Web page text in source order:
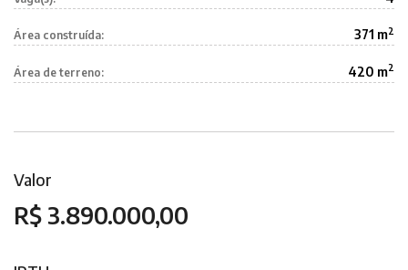
Área construída: 371 m2
Área de terreno: 420 m2
Valor
R$ 3.890.000,00